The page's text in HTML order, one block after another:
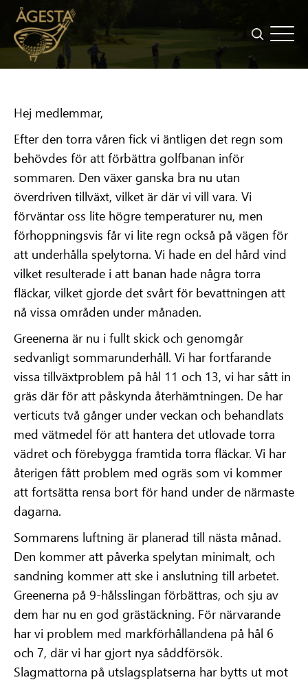
Hej medlemmar,
Efter den torra våren fick vi äntligen det regn som
behövdes för att förbättra golfbanan inför
sommaren. Den växer ganska bra nu utan
överdriven tillväxt, vilket är där vi vill vara. Vi
förväntar oss lite högre temperaturer nu, men
förhoppningsvis får vi lite regn också på vägen för
att underhålla spelytorna. Vi hade en del hård vind
vilket resulterade i att banan hade några torra
fläckar, vilket gjorde det svårt för bevattningen att
nå vissa områden under månaden.
Greenerna är nu i fullt skick och genomgår
sedvanligt sommarunderhåll. Vi har fortfarande
vissa tillväxtproblem på hål 11 och 13, vi har sått in
gräs där för att påskynda återhämtningen. De har
verticuts två gånger under veckan och behandlats
med vätmedel för att hantera det utlovade torra
vädret och förebygga framtida torra fläckar. Vi har
återigen fått problem med ogräs som vi kommer
att fortsätta rensa bort för hand under de närmaste
dagarna.
Sommarens luftning är planerad till nästa månad.
Den kommer att påverka spelytan minimalt, och
sandning kommer att ske i anslutning till arbetet.
Greenerna på 9-hålsslingan förbättras, och sju av
dem har nu en god grästäckning. För närvarande
har vi problem med markförhållandena på hål 6
och 7, där vi har gjort nya såddförsök.
Slagmattorna på utslagsplatserna har bytts ut mot